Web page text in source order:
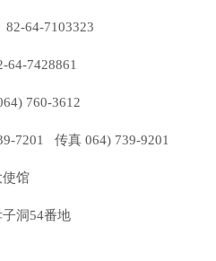
64-7103323
64-7428861
760-3612
7201 传真 064) 739-9201
使馆
洞54番地